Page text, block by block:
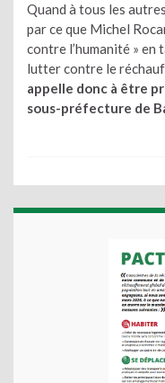
Quand à tous les
par ce que Michel
contre l’humanité » en
lutter contre le
appelle donc à être
sous-préfecture de